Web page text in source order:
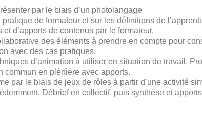
par le biais d’un photolangage
de formateur et sur les définitions de
d’apports de contenus par le formateur.
des éléments à prendre en compte pour
avec des cas pratiques.
d’animation à utiliser en situation de travail.
commun en plénière avec apports.
par le biais de jeux de rôles à partir d’une activité
Débrief en collectif, puis synthèse et